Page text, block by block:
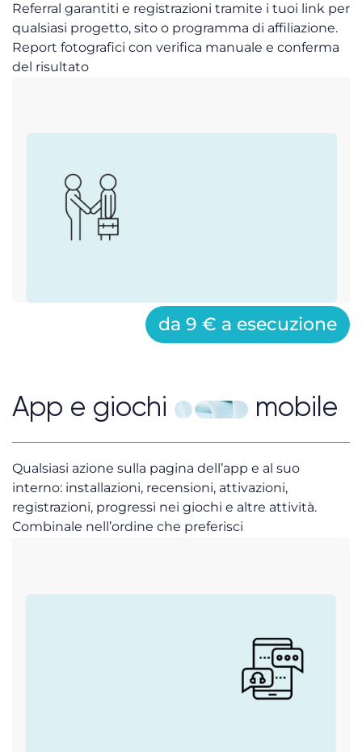
Referral garantiti e registrazioni tramite i tuoi link per
qualsiasi progetto, sito o programma di affiliazione.
Report fotografici con verifica manuale e conferma
del risultato
da 9 € a esecuzione
App e giochi mobile
Qualsiasi azione sulla pagina dell’app e al suo
interno: installazioni, recensioni, attivazioni,
registrazioni, progressi nei giochi e altre attività.
Combinale nell’ordine che preferisci